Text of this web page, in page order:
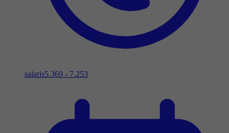
salaris5.369 - 7.253